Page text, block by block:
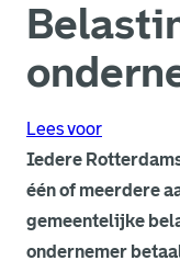
Lees voor
Iedere
één of meerdere
gemeentelijke
ondernemer